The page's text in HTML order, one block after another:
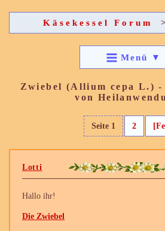
Käsekessel Forum
Menü ▼
Zwiebel (Allium cepa L.) -
von
Seite 1 2
Lotti
Hallo ihr!
Die Zwiebel